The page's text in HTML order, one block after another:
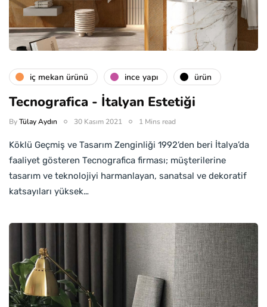
i̇ç mekan ürünü i̇nce yapı ürün
Tecnografica - İtalyan Estetiği
ByTülay Aydın 30 Kasım 2021 1 Mins read
Köklü Geçmiş ve Tasarım Zenginliği 1992’den beri İtalya’da
faaliyet gösteren Tecnografica firması; müşterilerine
tasarım ve teknolojiyi harmanlayan, sanatsal ve dekoratif
katsayıları yüksek…